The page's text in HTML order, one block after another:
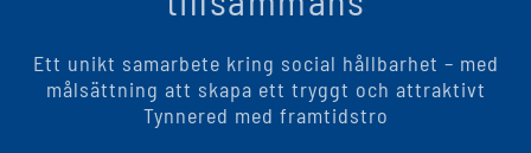
Ett unikt samarbete kring social hållbarhet – med
målsättning att skapa ett tryggt och attraktivt
Tynnered med framtidstro